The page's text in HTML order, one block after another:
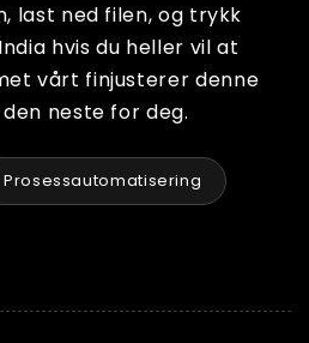
last ned filen, og trykk
hvis du heller vil at
vårt finjusterer denne
neste for deg.
Prosessautomatisering